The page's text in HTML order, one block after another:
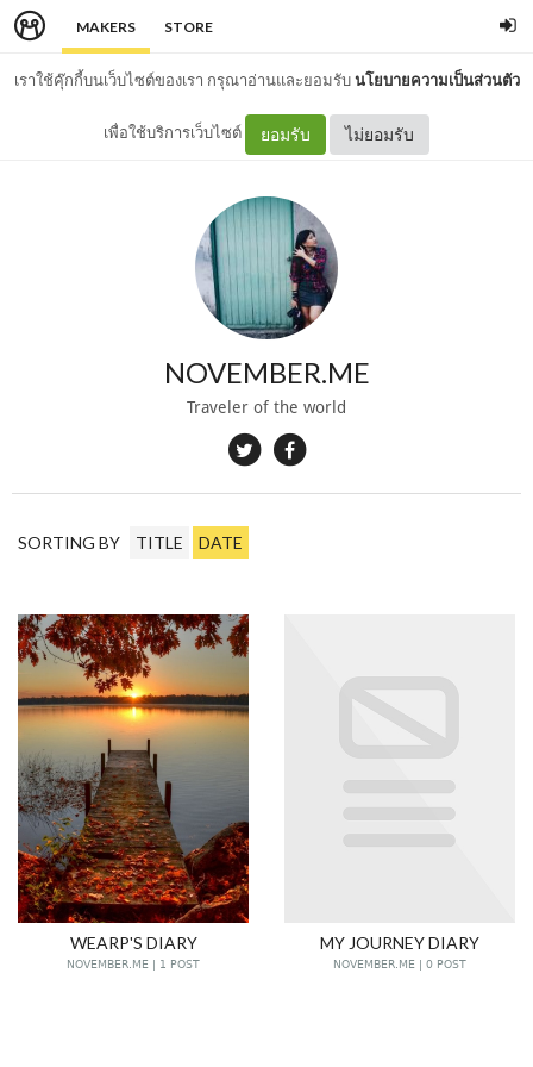
MAKERS STORE
เราใช้คุ๊กกี้บนเว็บไซต์ของเรา กรุณาอ่านและยอมรับนโยบายความเป็นส่วนตัว
เพื่อใช้บริการเว็บไซต์ ยอมรับ ไม่ยอมรับ
NOVEMBER.ME
Traveler of the world
SORTING BY TITLE DATE
WEARP'S DIARY
NOVEMBER.ME | 1 POST
MY JOURNEY DIARY
NOVEMBER.ME | 0 POST